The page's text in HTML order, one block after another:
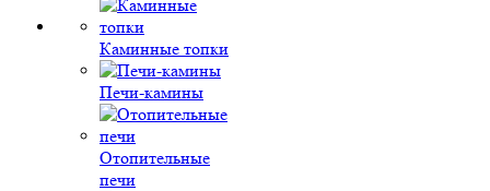
Каминные топки
Печи-камины
Отопительные
печи